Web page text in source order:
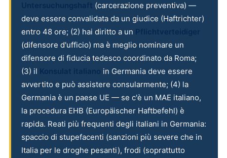
(carcerazione preventiva) —
deve essere convalidata da un giudice (Haftrichter)
entro 48 ore; (2) hai diritto a un
(difensore d'ufficio) ma è meglio nominare un
difensore di fiducia tedesco coordinato da Roma;
(3) il
in Germania deve essere
avvertito e può assistere consularmente; (4) la
Germania è un paese UE — se c'è un MAE italiano,
la procedura EHB (Europäischer Haftbefehl) è
rapida. Reati più frequenti degli italiani in Germania:
spaccio di stupefacenti (sanzioni più severe che in
Italia per le droghe pesanti), frodi (soprattutto